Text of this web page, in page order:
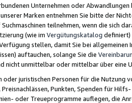
Unternehmen oder
Marken entnehmen Sie bitte der
teilnehmen, wenn die sich
(wie im Vergütungskatalog definiert)
stellen, damit Sie bei
auftauchen, solange Sie die
nicht unmittelbar oder mittelbar über eine
oder juristischen Personen für die Nutzung
Punkten, Spenden für
oder Treueprogramme auflegen, die